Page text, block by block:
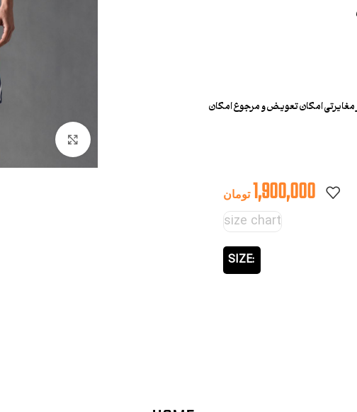
امکان تعویض و مرجوع امکان
1,900,000 تومان
size chart
SIZE